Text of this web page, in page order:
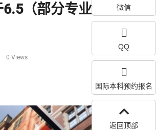
（部分专业要求阅读
0 Views
微信
QQ
国际本科预约报名
返回顶部